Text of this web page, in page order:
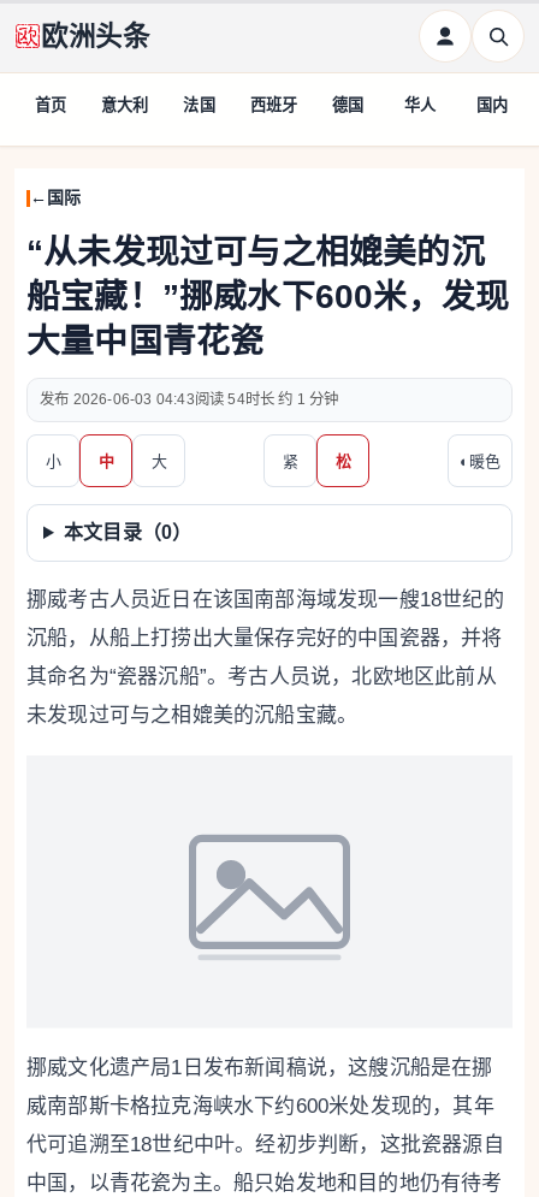
欧洲头条
首页 意大利 法国 西班牙 德国 华人 国内
国际
“从未发现过可与之相媲美的沉
船宝藏！”挪威水下600米，发现
大量中国青花瓷
2026-06-03 04:43 54 约 1 分钟
小 中 大 紧 松 ◐ 暖色
本文目录（0）
挪威考古人员近日在该国南部海域发现一艘18世纪的
沉船，从船上打捞出大量保存完好的中国瓷器，并将
其命名为“瓷器沉船”。考古人员说，北欧地区此前从
未发现过可与之相媲美的沉船宝藏。
挪威文化遗产局1日发布新闻稿说，这艘沉船是在挪
威南部斯卡格拉克海峡水下约600米处发现的，其年
代可追溯至18世纪中叶。经初步判断，这批瓷器源自
中国，以青花瓷为主。船只始发地和目的地仍有待考